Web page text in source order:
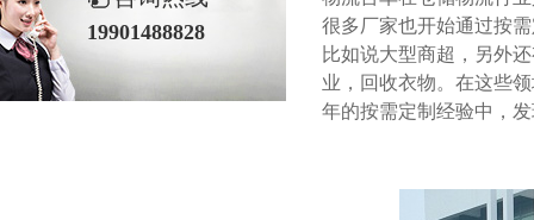
很多厂家也开始通过按需定
比如说大型商超，另外
业，回收衣物。在这些
年的按需定制经验中
19901488828